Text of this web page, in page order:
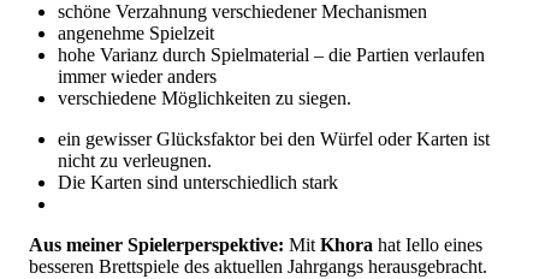
schöne Verzahnung verschiedener Mechanismen
angenehme Spielzeit
hohe Varianz durch Spielmaterial – die Partien verlaufen
immer wieder anders
verschiedene Möglichkeiten zu siegen.
ein gewisser Glücksfaktor bei den Würfel oder Karten ist
nicht zu verleugnen.
Die Karten sind unterschiedlich stark
Aus meiner Spielerperspektive: Mit Khora hat Iello eines
besseren Brettspiele des aktuellen Jahrgangs herausgebracht.